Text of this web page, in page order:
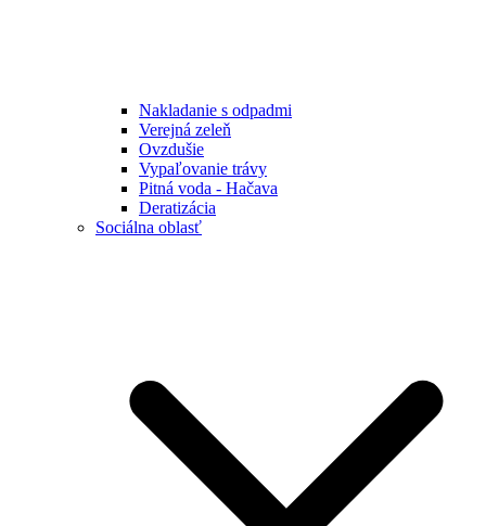
Nakladanie s odpadmi
Verejná zeleň
Ovzdušie
Vypaľovanie trávy
Pitná voda - Hačava
Deratizácia
Sociálna oblasť